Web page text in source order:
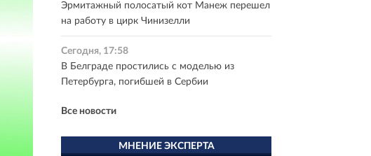
Эрмитажный полосатый кот Манеж перешел
на работу в цирк Чинизелли
Сегодня, 17:58
В Белграде простились с моделью из
Петербурга, погибшей в Сербии
Все новости
МНЕНИЕ ЭКСПЕРТА